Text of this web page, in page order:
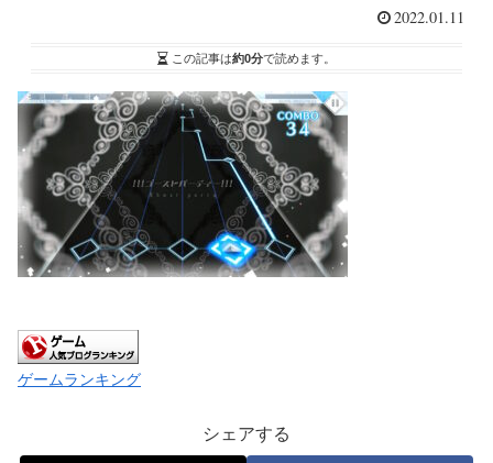
2022.01.11
この記事は約0分で読めます。
ゲームランキング
シェアする